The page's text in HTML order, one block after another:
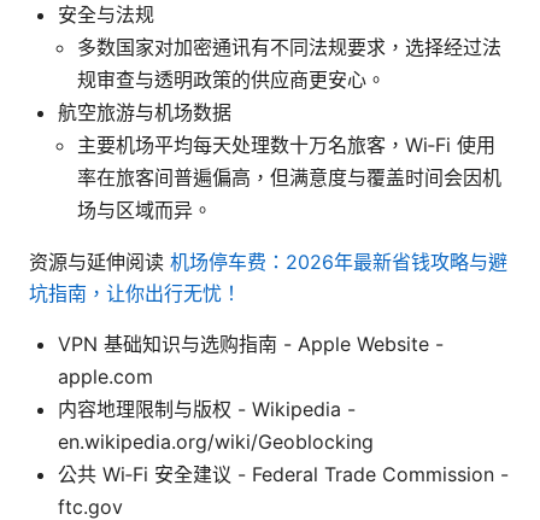
安全与法规
多数国家对加密通讯有不同法规要求，选择经过法
规审查与透明政策的供应商更安心。
航空旅游与机场数据
主要机场平均每天处理数十万名旅客，Wi‑Fi 使用
率在旅客间普遍偏高，但满意度与覆盖时间会因机
场与区域而异。
资源与延伸阅读 机场停车费：2026年最新省钱攻略与避
坑指南，让你出行无忧！
VPN 基础知识与选购指南 - Apple Website -
apple.com
内容地理限制与版权 - Wikipedia -
en.wikipedia.org/wiki/Geoblocking
公共 Wi‑Fi 安全建议 - Federal Trade Commission -
ftc.gov